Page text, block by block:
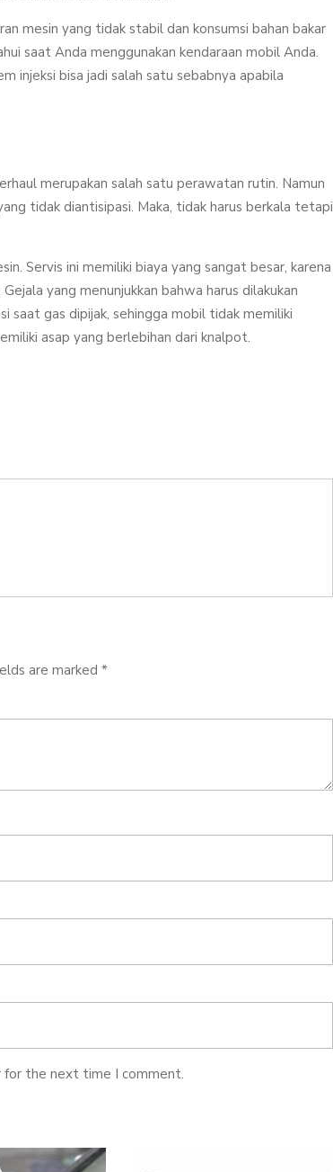
mesin yang tidak stabil dan konsumsi bahan bakar
saat Anda menggunakan kendaraan mobil Anda.
injeksi bisa jadi salah satu sebabnya apabila
merupakan salah satu perawatan rutin. Namun
tidak diantisipasi. Maka, tidak harus berkala tetapi
Servis ini memiliki biaya yang sangat besar, karena
yang menunjukkan bahwa harus dilakukan
saat gas dipijak, sehingga mobil tidak memiliki
asap yang berlebihan dari knalpot.
are marked *
for the next time I comment.